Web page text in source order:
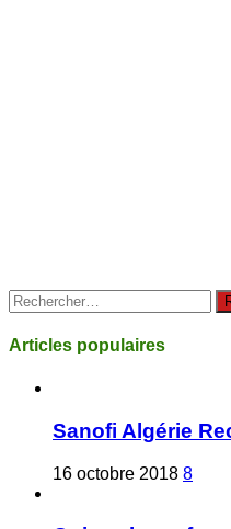
Rechercher :
Articles populaires
Sanofi Algérie
16 octobre 2018 8